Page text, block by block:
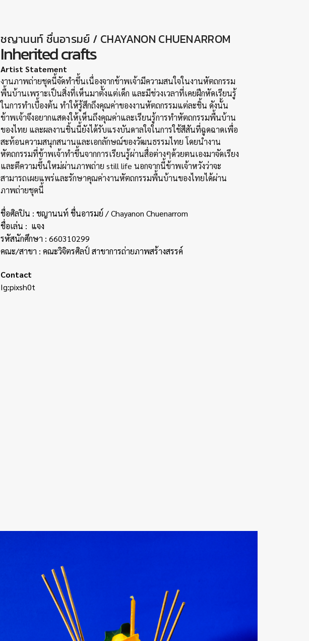
ชญานนท์ ชื่นอารมย์ / CHAYANON CHUENARROM
Inherited crafts
Artist Statement
งานภาพถ่ายชุดนี้จัดทำขึ้นเนื่องจากข้าพเจ้ามีความสนใจในงานหัตถกรรม
พื้นบ้านเพราะเป็นสิ่งที่เห็นมาตั้งแต่เด็ก และมีช่วงเวลาที่เคยฝึกหัดเรียนรู้
ในการทำเบื้องต้น ทำให้รู้สึกถึงคุณค่าของงานหัตถกรรมแต่ละชิ้น ดังนั้น
ข้าพเจ้าจึงอยากแสดงให้เห็นถึงคุณค่าและเรียนรู้การทำหัตถกรรมพื้นบ้าน
ของไทย และผลงานชิ้นนี้ยังได้รับแรงบันดาลใจในการใช้สีสันที่ฉูดฉาดเพื่อ
สะท้อนความสนุกสนานและเอกลักษณ์ของวัฒนธรรมไทย โดยนำงาน
หัตถกรรมที่ข้าพเจ้าทำขึ้นจากการเรียนรู้ผ่านสื่อต่างๆด้วยตนเองมาจัดเรียง
และตีความขึ้นใหม่ผ่านภาพถ่าย still life นอกจากนี้ข้าพเจ้าหวังว่าจะ
สามารถเผยแพร่และรักษาคุณค่างานหัตถกรรมพื้นบ้านของไทยได้ผ่าน
ภาพถ่ายชุดนี้
ชื่อศิลปิน : ชญานนท์ ชื่นอารมย์ / Chayanon Chuenarrom
ชื่อเล่น : แจง
รหัสนักศึกษา : 660310299
คณะ/สาขา : คณะวิจิตรศิลป์ สาขาการถ่ายภาพสร้างสรรค์
Contact
Ig:pixsh0t